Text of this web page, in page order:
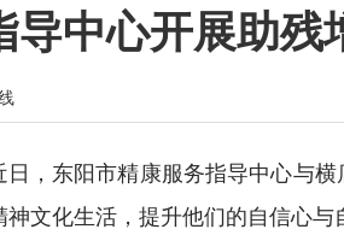
导中心开展助
东阳市精康服务指导中心与横
文化生活，提升他们的自信心与